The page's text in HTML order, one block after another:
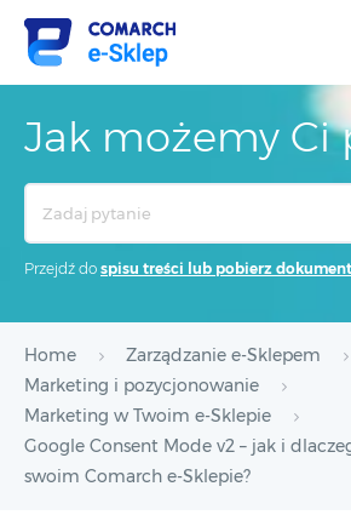
Jak możemy Ci
Przejdź do spisu treści lub pobierz
Home
Zarządzanie e-Sklepem
Marketing i pozycjonowanie
Marketing w Twoim e-Sklepie
Google Consent Mode v2 – jak i
swoim Comarch e-Sklepie?